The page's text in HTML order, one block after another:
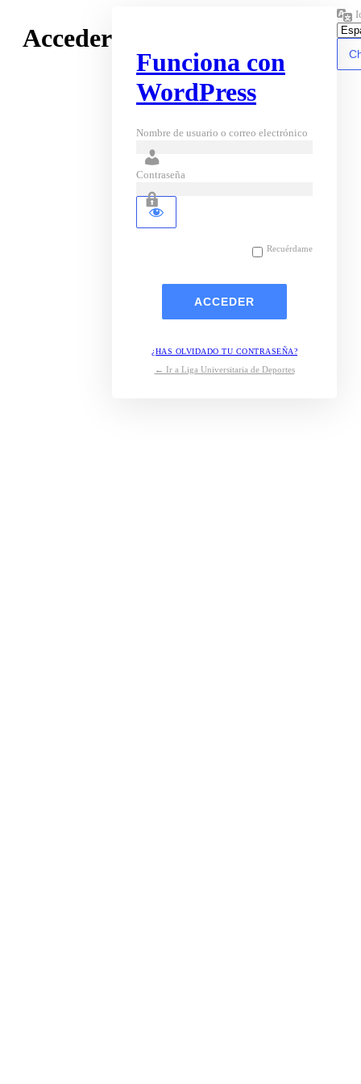
Acceder
Funciona con
WordPress
Nombre de usuario o correo electrónico
Contraseña
Recuérdame
¿HAS OLVIDADO TU CONTRASEÑA?
← Ir a Liga Universitaria de Deportes